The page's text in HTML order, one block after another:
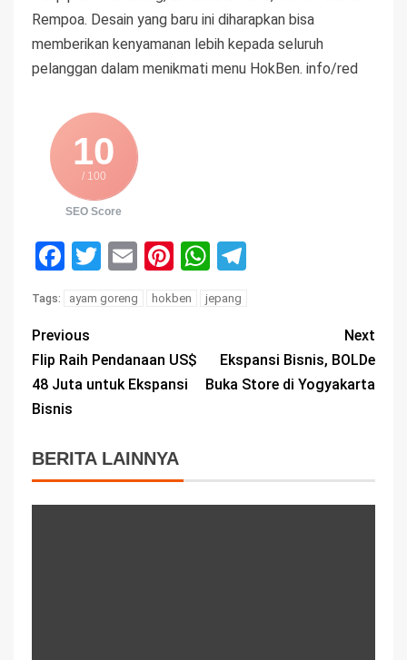
Rempoa. Desain yang baru ini diharapkan bisa
memberikan kenyamanan lebih kepada seluruh
pelanggan dalam menikmati menu HokBen. info/red
10
/ 100
SEO Score
Facebook
Twitter
EmailPinterest
WhatsApp
Tags: ayam goreng hokben jepang
Previous
Flip Raih Pendanaan US$
48 Juta untuk Ekspansi
Bisnis
Next
Ekspansi Bisnis, BOLDe
Buka Store di Yogyakarta
BERITA LAINNYA